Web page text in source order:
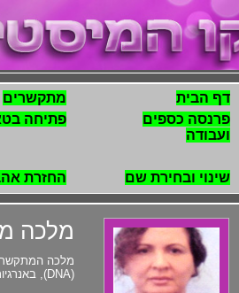
דף הבית מתקשרים
פרנסה כספים
ועבודה
פתיחה
שינוי ובחירת שם
החזרת
מלכה
מלכה המתקשרת
(DNA), באנרגיות ואותיות. עזרה מיידית בכל תחום - בנושא זוגיות, יחסים בין בני משפחה, קריירה, הצלחה וברכה.